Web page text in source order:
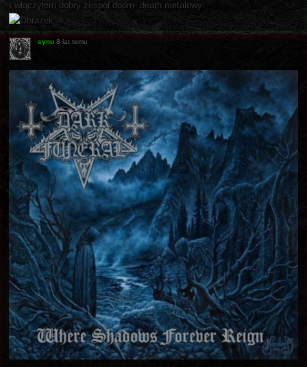
I włączyłem dobry zespół doom- death metalowy:
synu 8 lat temu